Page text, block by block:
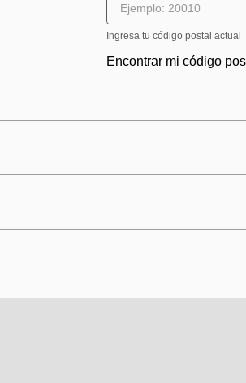
Ingresa tu código postal actual
Encontrar mi código
Fáciles de instalar, son la solución